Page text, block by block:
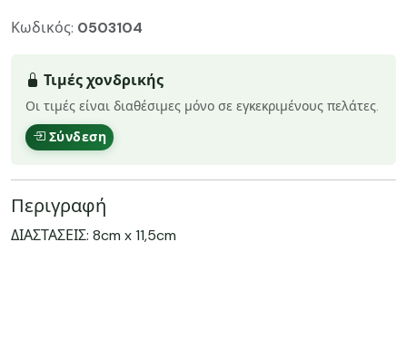
Κωδικός: 0503104
Τιμές χονδρικής
Οι τιμές είναι διαθέσιμες μόνο σε εγκεκριμένους πελάτες.
Σύνδεση
Περιγραφή
ΔΙΑΣΤΑΣΕΙΣ: 8cm x 11,5cm